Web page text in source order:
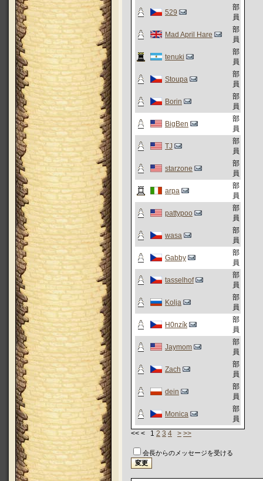
529
部
員
Mad April Hare
部
員
tenuki
部
員
Stoupa
部
員
Borin
部
員
BigBen
部
員
TJ
部
員
starzone
部
員
arpa
部
員
pattypoo
部
員
wasa
部
員
Gabby
部
員
tasselhof
部
員
Kolja
部
員
H0nzík
部
員
Jaymom
部
員
Zach
部
員
dein
部
員
Monica
部
員
<< < 1 2 3 4 > >>
会長からのメッセージを受ける